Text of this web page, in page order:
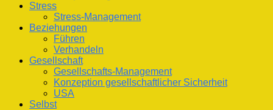
Stress
Stress-Management
Beziehungen
Führen
Verhandeln
Gesellschaft
Gesellschafts-Management
Konzeption gesellschaftlicher Sicherheit
USA
Selbst